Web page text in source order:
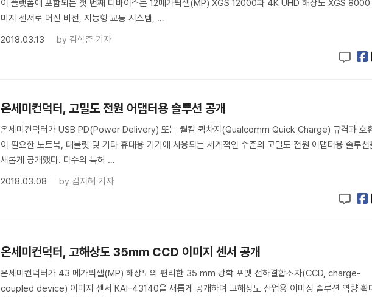
이 플랫폼에 포함되는 첫 번째 디바이스는 12메가픽셀(MP) XGS 12000과 4K UHD 해상도 XGS 8000
미지 센서로 머신 비전, 지능형 교통 시스템, …
2018.03.13
by김학준 기자
온세미컨덕터, 고밀도 전원 어댑터용 솔루션 공개
온세미컨덕터가 USB PD(Power Delivery) 또는 퀄컴 퀵차지(Qualcomm Quick Charge) 규격과 호
이 필요한 노트북, 태블릿 및 기타 휴대용 기기에 사용되는 세계적인 수준의 고밀도 전원 어댑터용 솔루션
새롭게 공개했다. 다수의 특허 …
2018.03.08
by김지혜 기자
온세미컨덕터, 고해상도 35mm CCD 이미지 센서 공개
온세미컨덕터가 43 메가픽셀(MP) 해상도의 편리한 35 mm 광학 포맷 전하결합소자(CCD, charge-
coupled device) 이미지 센서 KAI-43140을 새롭게 공개하며 고해상도 산업용 이미징 솔루션 역량 확